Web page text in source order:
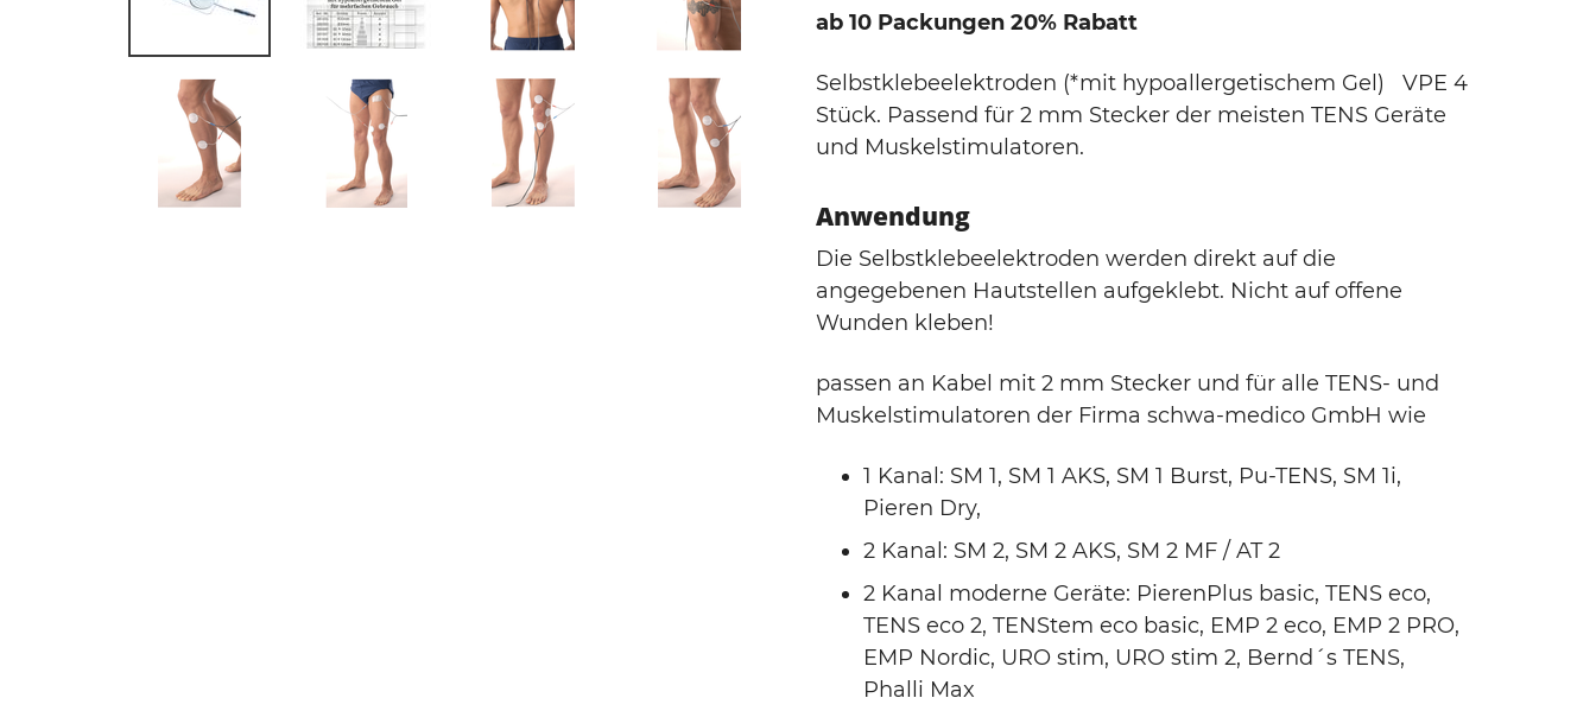
ab 10 Packungen 20% Rabatt
Selbstklebeelektroden (*mit hypoallergetischem Gel) VPE 4
Stück. Passend für 2 mm Stecker der meisten TENS Geräte
und Muskelstimulatoren.
Anwendung
Die Selbstklebeelektroden werden direkt auf die
angegebenen Hautstellen aufgeklebt. Nicht auf offene
Wunden kleben!
passen an Kabel mit 2 mm Stecker und für alle TENS- und
Muskelstimulatoren der Firma schwa-medico GmbH wie
1 Kanal: SM 1, SM 1 AKS, SM 1 Burst, Pu-TENS, SM 1i,
Pieren Dry,
2 Kanal: SM 2, SM 2 AKS, SM 2 MF / AT 2
2 Kanal moderne Geräte: PierenPlus basic, TENS eco,
TENS eco 2, TENStem eco basic, EMP 2 eco, EMP 2 PRO,
EMP Nordic, URO stim, URO stim 2, Bernd´s TENS,
Phalli Max